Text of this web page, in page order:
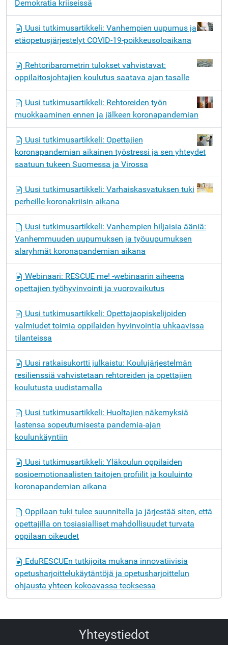
Demokratia kriiseissä
Uusi tutkimusartikkeli: Vanhempien uupumus ja
etäopetusjärjestelyt COVID-19-poikkeusoloaikana
Rehtoribarometrin tulokset vahvistavat:
oppilaitosjohtajien koulutus saatava ajan tasalle
Uusi tutkimusartikkeli: Rehtoreiden työn
muokkaaminen ennen ja jälkeen koronapandemian
Uusi tutkimusartikkeli: Opettajien
koronapandemian aikainen työstressi ja sen yhteydet
saatuun tukeen Suomessa ja Virossa
Uusi tutkimusartikkeli: Varhaiskasvatuksen tuki
perheille koronakriisin aikana
Uusi tutkimusartikkeli: Vanhempien hiljaisia ääniä:
Vanhemmuuden uupumuksen ja työuupumuksen
alaryhmät koronapandemian aikana
Webinaari: RESCUE me! -webinaarin aiheena
opettajien työhyvinvointi ja vuorovaikutus
Uusi tutkimusartikkeli: Opettajaopiskelijoiden
valmiudet toimia oppilaiden hyvinvointia uhkaavissa
tilanteissa
Uusi ratkaisukortti julkaistu: Koulujärjestelmän
resilienssiä vahvistetaan rehtoreiden ja opettajien
koulutusta uudistamalla
Uusi tutkimusartikkeli: Huoltajien näkemyksiä
lastensa sopeutumisesta pandemia-ajan
koulunkäyntiin
Uusi tutkimusartikkeli: Yläkoulun oppilaiden
sosioemotionaalisten taitojen profiilit ja kouluinto
koronapandemian aikana
Oppilaan tuki tulee suunnitella ja järjestää siten, että
opettajilla on tosiasialliset mahdollisuudet turvata
oppilaan oikeudet
EduRESCUEn tutkijoita mukana innovatiivisia
opetusharjoittelukäytäntöjä ja opetusharjoittelun
ohjausta yhteen kokoavassa teoksessa
Yhteystiedot